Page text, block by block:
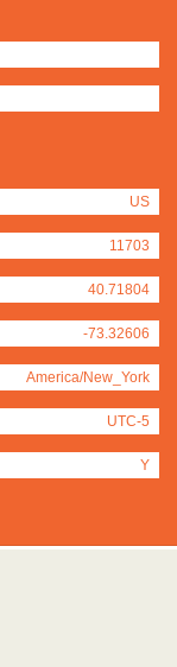
US
11703
40.71804
-73.32606
America/New_York
UTC-5
Y